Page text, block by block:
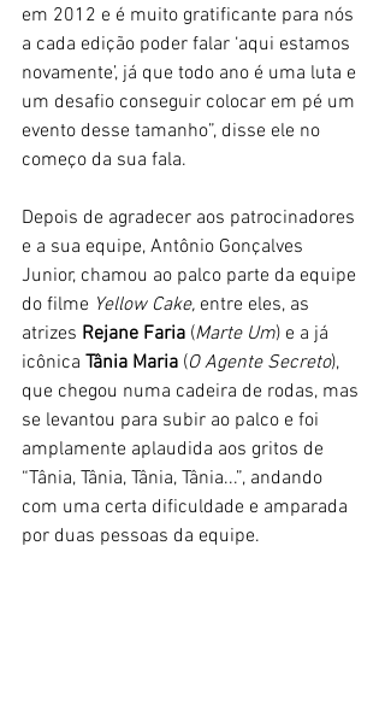
em 2012 e é muito gratificante para nós
a cada edição poder falar ‘aqui estamos
novamente’, já que todo ano é uma luta e
um desafio conseguir colocar em pé um
evento desse tamanho”, disse ele no
começo da sua fala.
Depois de agradecer aos patrocinadores
e a sua equipe, Antônio Gonçalves
Junior, chamou ao palco parte da equipe
do filme Yellow Cake, entre eles, as
atrizes Rejane Faria (Marte Um) e a já
icônica Tânia Maria (O Agente Secreto),
que chegou numa cadeira de rodas, mas
se levantou para subir ao palco e foi
amplamente aplaudida aos gritos de
“Tânia, Tânia, Tânia, Tânia...”, andando
com uma certa dificuldade e amparada
por duas pessoas da equipe.